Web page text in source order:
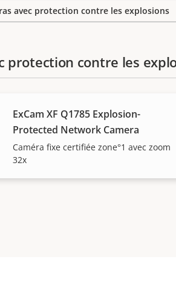
avec protection contre les explosions
protection contre les
ExCam XF Q1785 Explosion-
Protected Network Camera
Caméra fixe certifiée zone°1 avec zoom
32x